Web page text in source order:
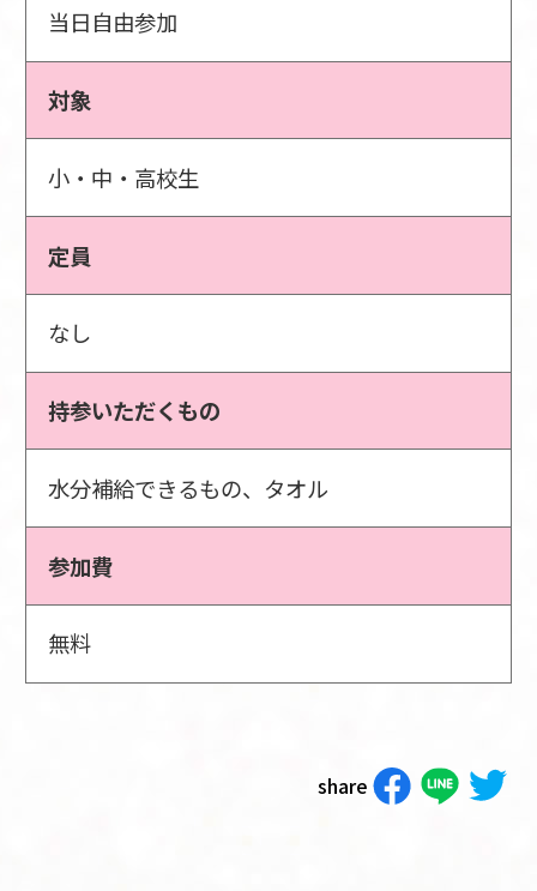
当日自由参加
対象
小・中・高校生
定員
なし
持参いただくもの
水分補給できるもの、タオル
参加費
無料
share